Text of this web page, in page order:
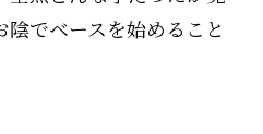
でベースを始めること